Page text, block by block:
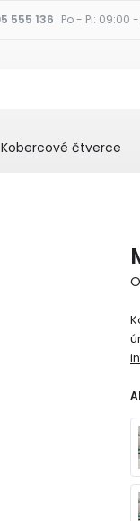
555 136 Po - Pi: 09:00 -
Kobercové čtverce